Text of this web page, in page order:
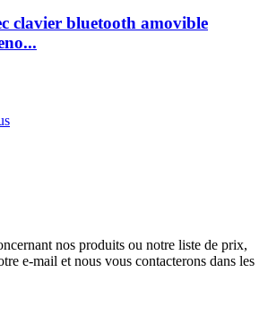
clavier bluetooth amovible
nos produits ou notre liste de prix,
e-mail et nous vous contacterons dans les